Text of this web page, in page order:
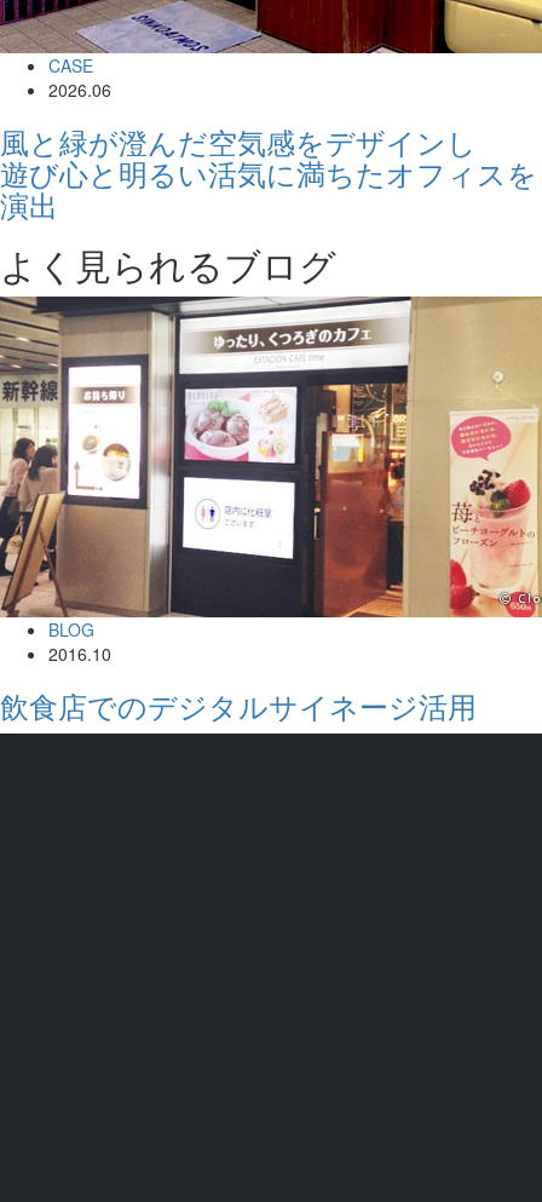
CASE
2026.06
風と緑が澄んだ空気感をデザインし
遊び心と明るい活気に満ちたオフィスを
演出
よく見られるブログ
BLOG
2016.10
飲食店でのデジタルサイネージ活用